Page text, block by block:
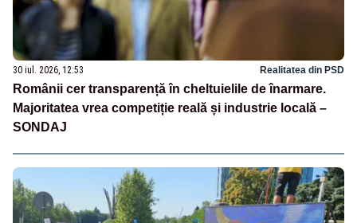
30 iul. 2026, 12:53 Realitatea din PSD
Românii cer transparență în cheltuielile de înarmare.
Majoritatea vrea competiție reală și industrie locală –
SONDAJ